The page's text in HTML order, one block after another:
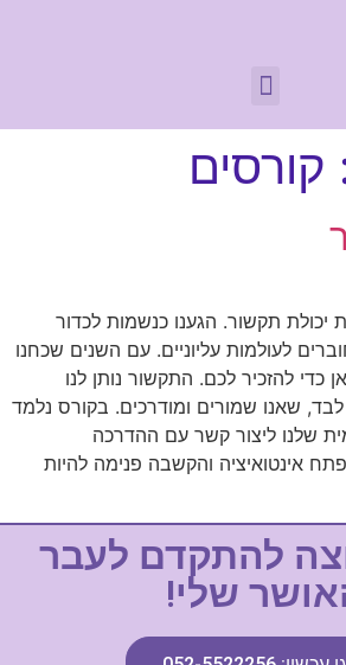
קורסים
יכולת תקשור. הגענו כנשמות לכדור
לעולמות עליוניים. עם השנים שכחנו
כדי להזכיר לכם. התקשור נותן לנו
לבד, שאנו שמורים ומודרכים. בקורס נלמד
שלנו ליצור קשר עם ההדרכה
אינטואיציה והקשבה פנימה להיות
להתקדם לעבר
שלי!